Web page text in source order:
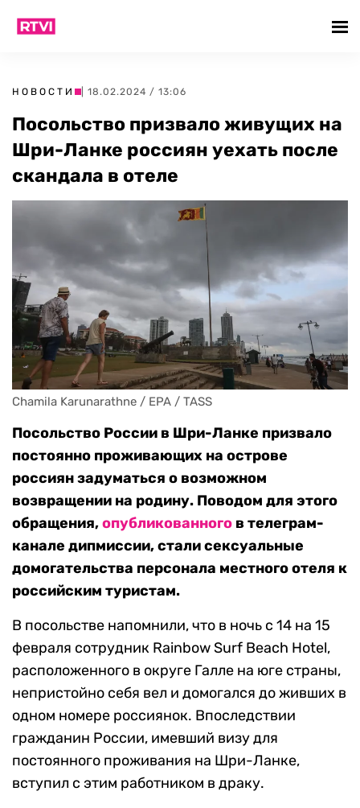
НОВОСТИ | 18.02.2024 / 13:06
Посольство призвало живущих на
Шри-Ланке россиян уехать после
скандала в отеле
Chamila Karunarathne / EPA / TASS
Посольство России в Шри-Ланке призвало
постоянно проживающих на острове
россиян задуматься о возможном
возвращении на родину. Поводом для этого
обращения,опубликованного в телеграм-
канале дипмиссии, стали сексуальные
домогательства персонала местного отеля к
российским туристам.
В посольстве напомнили, что в ночь с 14 на 15
февраля сотрудник Rainbow Surf Beach Hotel,
расположенного в округе Галле на юге страны,
непристойно себя вел и домогался до живших в
одном номере россиянок. Впоследствии
гражданин России, имевший визу для
постоянного проживания на Шри-Ланке,
вступил с этим работником в драку.